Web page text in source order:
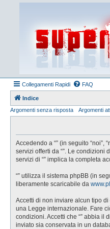
Collegamenti Rapidi FAQ
Indice
Argomenti senza risposta
Argomenti
Accedendo a “” (in seguito
servizi offerti da “”. Le
servizi di “” implica la completa
“” utilizza il sistema phpBB (in
liberamente scaricabile da
Accetti di non inviare alcun tipo
una Legge internazionale. Fare
condizioni. Accetti che “” abbia
inviato sia conservata in un